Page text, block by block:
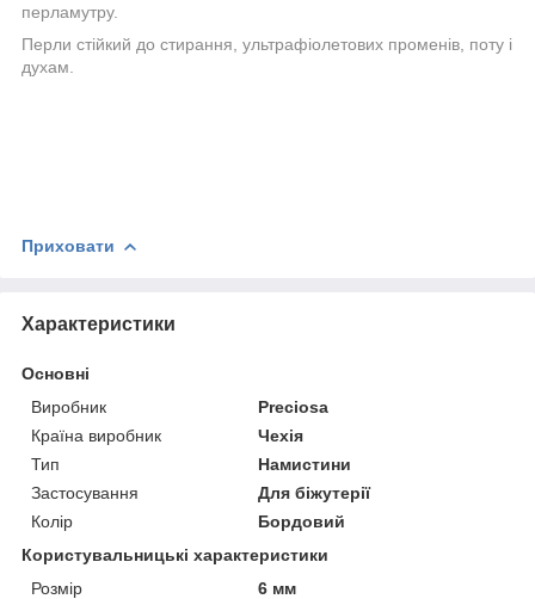
перламутру.
Перли стійкий до стирання, ультрафіолетових променів, поту і
духам.
Приховати
Характеристики
Основні
Виробник
Preciosa
Країна виробник
Чехія
Тип
Намистини
Застосування
Для біжутерії
Колір
Бордовий
Користувальницькі характеристики
Розмір
6 мм